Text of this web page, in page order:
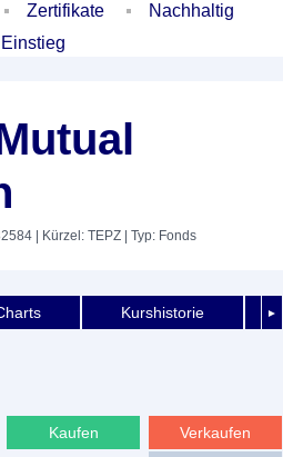
Zertifikate
Nachhaltig
Einstieg
| Kürzel: TEPZ | Typ: Fonds
►
Kurshistorie
Verkaufen
Kaufen